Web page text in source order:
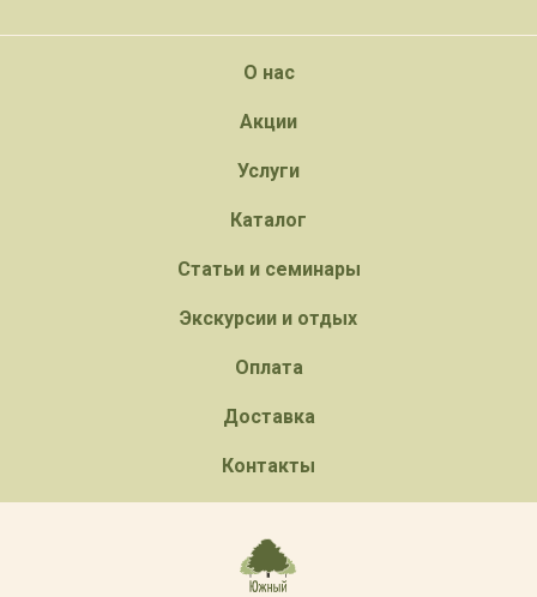
О нас
Акции
Услуги
Каталог
Статьи и семинары
Экскурсии и отдых
Оплата
Доставка
Контакты